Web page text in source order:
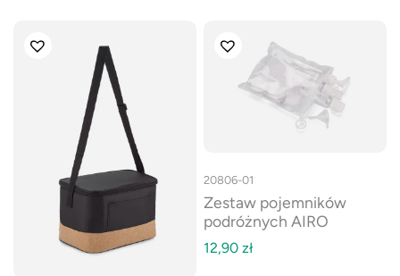
20806-01
Zestaw pojemników
podróżnych AIRO
12,90 zł